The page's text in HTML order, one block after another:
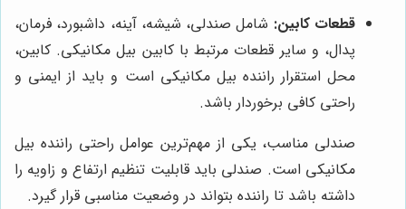
قطعات کابین: شامل صندلی، شیشه، آینه، داشبورد، فرمان،
پدال، و سایر قطعات مرتبط با کابین بیل مکانیکی. کابین،
محل استقرار راننده بیل مکانیکی است و باید از ایمنی و
راحتی کافی برخوردار باشد.
صندلی مناسب، یکی از مهم‌ترین عوامل راحتی راننده بیل
مکانیکی است. صندلی باید قابلیت تنظیم ارتفاع و زاویه را
داشته باشد تا راننده بتواند در وضعیت مناسبی قرار گیرد.